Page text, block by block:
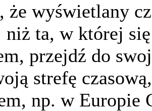
że wyświetlany
niż ta, w której
przejdź do
strefę
np. w Europie